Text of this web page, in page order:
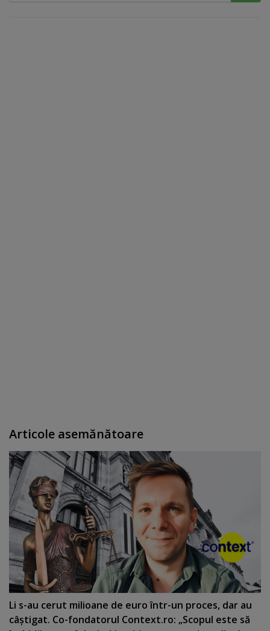
Articole asemănătoare
Li s-au cerut milioane de euro într-un proces, dar au
câştigat. Co-fondatorul Context.ro: „Scopul este să